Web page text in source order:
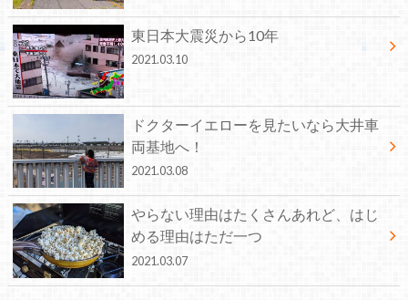
東日本大震災から10年
2021.03.10
ドクターイエローを見たいなら大井車
両基地へ！
2021.03.08
やらない理由はたくさんあれど、はじ
める理由はただ一つ
2021.03.07